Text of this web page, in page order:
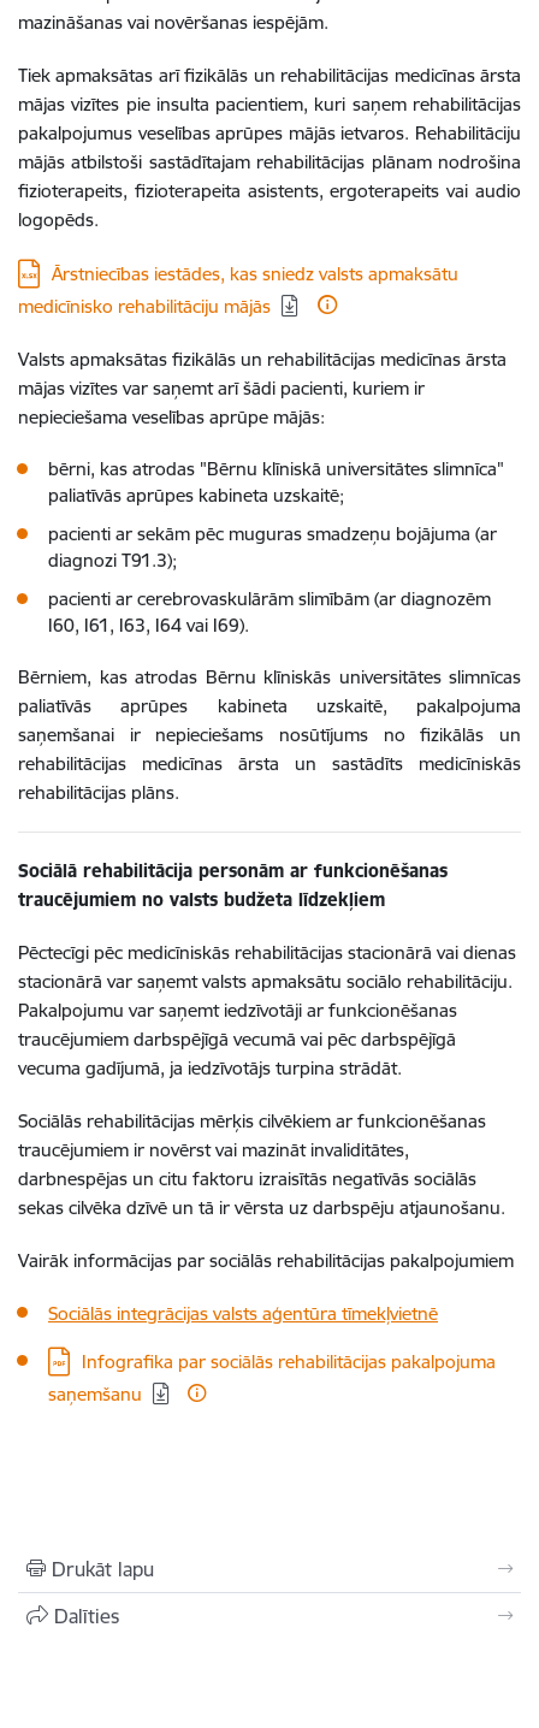
mazināšanas vai novēršanas iespējām.
Tiek apmaksātas arī fizikālās un rehabilitācijas medicīnas ārsta
mājas vizītes pie insulta pacientiem, kuri saņem rehabilitācijas
pakalpojumus veselības aprūpes mājās ietvaros. Rehabilitāciju
mājās atbilstoši sastādītajam rehabilitācijas plānam nodrošina
fizioterapeits, fizioterapeita asistents, ergoterapeits vai audio
logopēds.
Lejupielādēt:
Ārstniecības iestādes, kas sniedz valsts apmaksātu
medicīnisko rehabilitāciju mājās
​​Valsts apmaksātas fizikālās un rehabilitācijas medicīnas ārsta
mājas vizītes var saņemt arī šādi pacienti, kuriem ir
nepieciešama veselības aprūpe mājās:
bērni, kas atrodas "Bērnu klīniskā universitātes slimnīca"
paliatīvās aprūpes kabineta uzskaitē;
pacienti ar sekām pēc muguras smadzeņu bojājuma (ar
diagnozi T91.3);
pacienti ar cerebrovaskulārām slimībām (ar diagnozēm
I60, I61, I63, I64 vai I69).
Bērniem, kas atrodas Bērnu klīniskās universitātes slimnīcas
paliatīvās aprūpes kabineta uzskaitē, pakalpojuma
saņemšanai ir nepieciešams nosūtījums no fizikālās un
rehabilitācijas medicīnas ārsta un sastādīts medicīniskās
rehabilitācijas plāns.
Sociālā rehabilitācija personām ar funkcionēšanas
traucējumiem no valsts budžeta līdzekļiem
Pēctecīgi pēc medicīniskās rehabilitācijas stacionārā vai dienas
stacionārā var saņemt valsts apmaksātu sociālo rehabilitāciju.
Pakalpojumu var saņemt iedzīvotāji ar funkcionēšanas
traucējumiem darbspējīgā vecumā vai pēc darbspējīgā
vecuma gadījumā, ja iedzīvotājs turpina strādāt.
Sociālās rehabilitācijas mērķis cilvēkiem ar funkcionēšanas
traucējumiem ir novērst vai mazināt invaliditātes,
darbnespējas un citu faktoru izraisītās negatīvās sociālās
sekas cilvēka dzīvē un tā ir vērsta uz darbspēju atjaunošanu.
Vairāk informācijas par sociālās rehabilitācijas pakalpojumiem
Sociālās integrācijas valsts aģentūra tīmekļvietnē
Lejupielādēt:
Infografika par sociālās rehabilitācijas pakalpojuma
saņemšanu
Drukāt lapu
Dalīties